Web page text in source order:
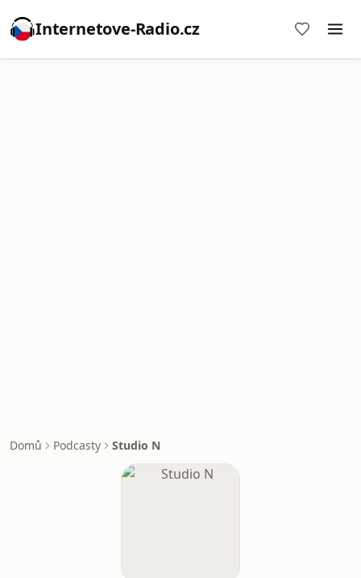
Internetove-Radio.cz
Domů Podcasty Studio N